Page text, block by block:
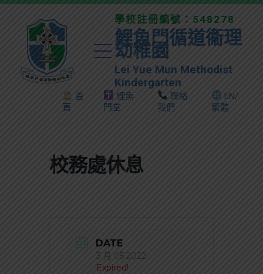
學校註冊編號：548278
鯉魚門循道衞理
幼稚園
Lei Yue Mun Methodist
Kindergarten
首
頁
鯉魚
門堂
聯絡
我們
EN/
繁體
校務處休息
DATE
3 月 05 2022
Expired!